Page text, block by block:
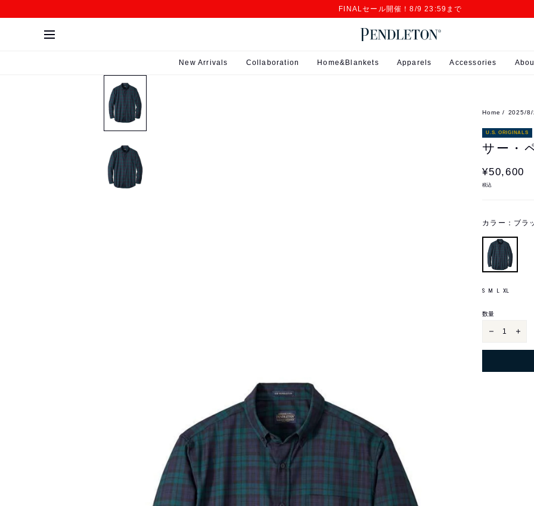
FINALセール開催！8/9 23:59まで
New Arrivals Collaboration Home&Blankets Apparels Accessories
Home 2025/8/
U.S. ORIGINALS
サー・
¥50,600
税込
カラー： ブラ
サ
LS M L XL
数量
サ